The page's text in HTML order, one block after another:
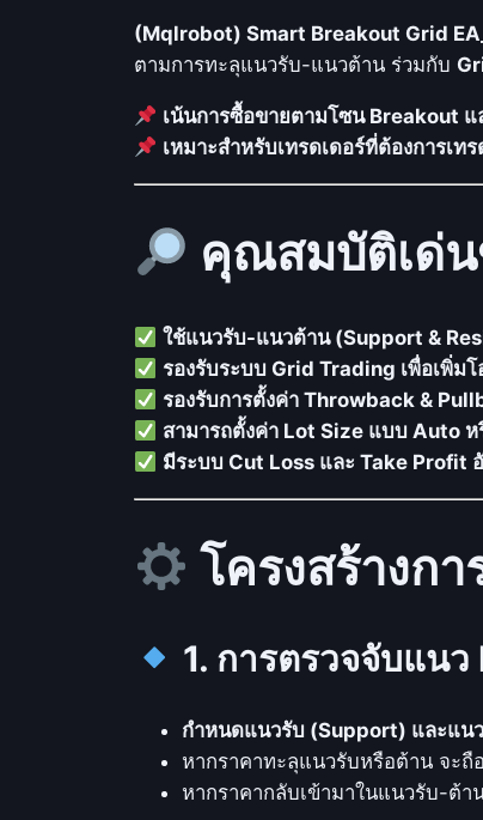
(Mqlrobot) Smart Breakout Grid
ตามการทะลุแนวรับ-แนวต้าน ร่วมกับ
เน้นการซื้อขายตามโซน Breakout
เหมาะสำหรับเทรดเดอร์ที่ต้องการเ
คุณสมบัติเด่น
ใช้แนวรับ-แนวต้าน (Support &
รองรับระบบ Grid Trading เพื่อเพิ่ม
รองรับการตั้งค่า Throwback &
สามารถตั้งค่า Lot Size แบบ Auto ห
มีระบบ Cut Loss และ Take Profit
โครงสร้างก
1. การตรวจจับแน
กำหนดแนวรับ (Support) และแน
หากราคาทะลุแนวรับหรือต้าน จะ
หากราคากลับเข้ามาในแนวรับ-ต้า